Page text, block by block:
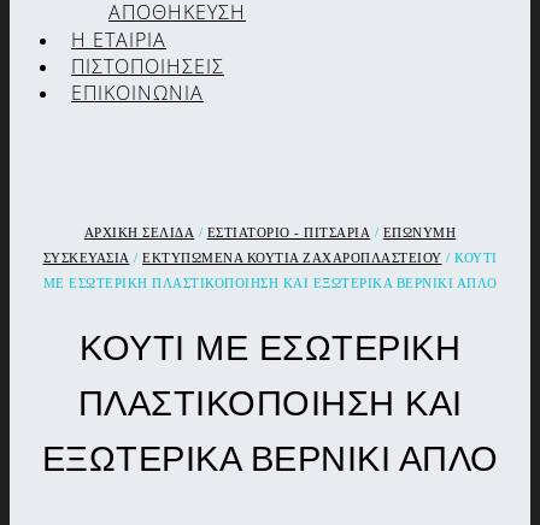
ΑΠΟΘΗΚΕΥΣΗ
Η ΕΤΑΙΡΊΑ
ΠΙΣΤΟΠΟΙΉΣΕΙΣ
ΕΠΙΚΟΙΝΩΝΊΑ
ΑΡΧΙΚΉ ΣΕΛΊΔΑ / ΕΣΤΙΑΤΟΡΙΟ - ΠΙΤΣΑΡΙΑ / ΕΠΩΝΥΜΗ
ΣΥΣΚΕΥΑΣΙΑ / ΕΚΤΥΠΩΜΕΝΑ ΚΟΥΤΙΑ ΖΑΧΑΡΟΠΛΑΣΤΕΙΟΥ / ΚΟΥΤΙ
ΜΕ ΕΣΩΤΕΡΙΚΗ ΠΛΑΣΤΙΚΟΠΟΙΗΣΗ ΚΑΙ ΕΞΩΤΕΡΙΚΑ ΒΕΡΝΙΚΙ ΑΠΛΟ
ΚΟΥΤΙ ΜΕ ΕΣΩΤΕΡΙΚΗ
ΠΛΑΣΤΙΚΟΠΟΙΗΣΗ ΚΑΙ
ΕΞΩΤΕΡΙΚΑ ΒΕΡΝΙΚΙ ΑΠΛΟ